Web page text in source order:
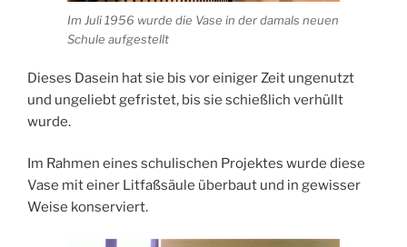
Im Juli 1956 wurde die Vase in der damals neuen
Schule aufgestellt
Dieses Dasein hat sie bis vor einiger Zeit ungenutzt
und ungeliebt gefristet, bis sie schießlich verhüllt
wurde.
Im Rahmen eines schulischen Projektes wurde diese
Vase mit einer Litfaßsäule überbaut und in gewisser
Weise konserviert.